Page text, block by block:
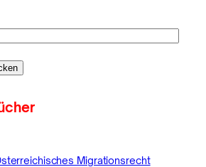
Migrationsrecht